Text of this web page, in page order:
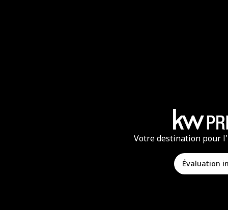
Votre destination pour
Évaluation